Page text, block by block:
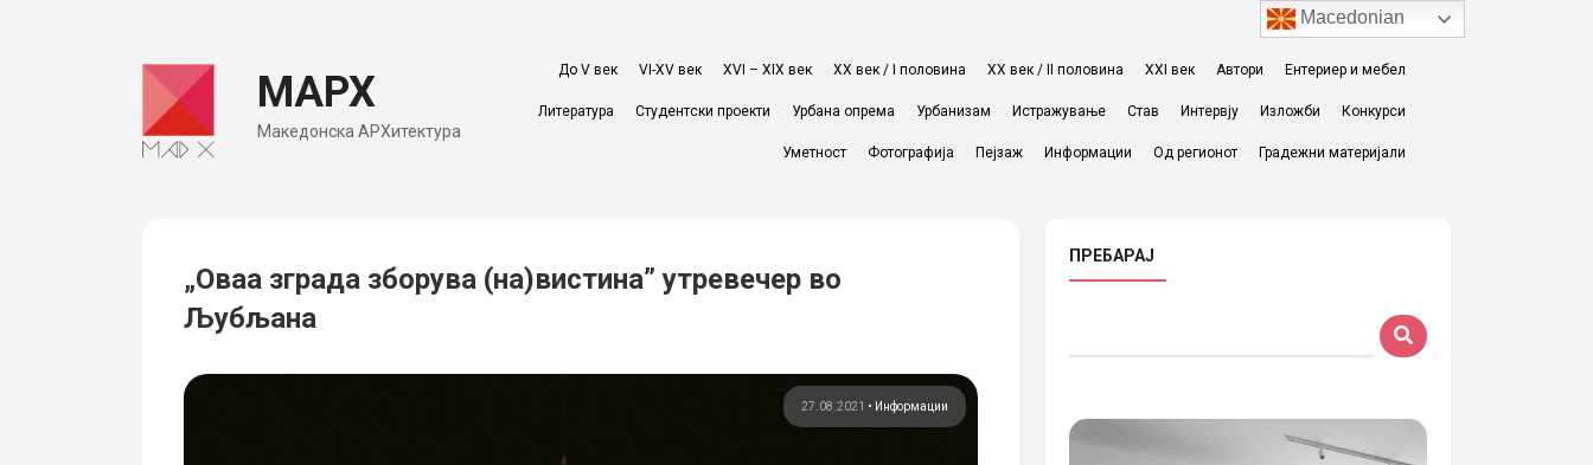
МАРХ
Македонска АРХитектура
До V век VI-XV век XVI – XIX век ХХ век / I половина ХХ век / II половина XXI век Автори Ентериер и мебел
Литература Студентски проекти Урбана опрема Урбанизам Истражување Став Интервју Изложби Конкурси
Уметност Фотографија Пејзаж Информации Од регионот Градежни материјали
„Оваа зграда зборува (на)вистина” утревечер во
Љубљана
27.08.2021 • Информации
ПРЕБАРАЈ
Macedonian